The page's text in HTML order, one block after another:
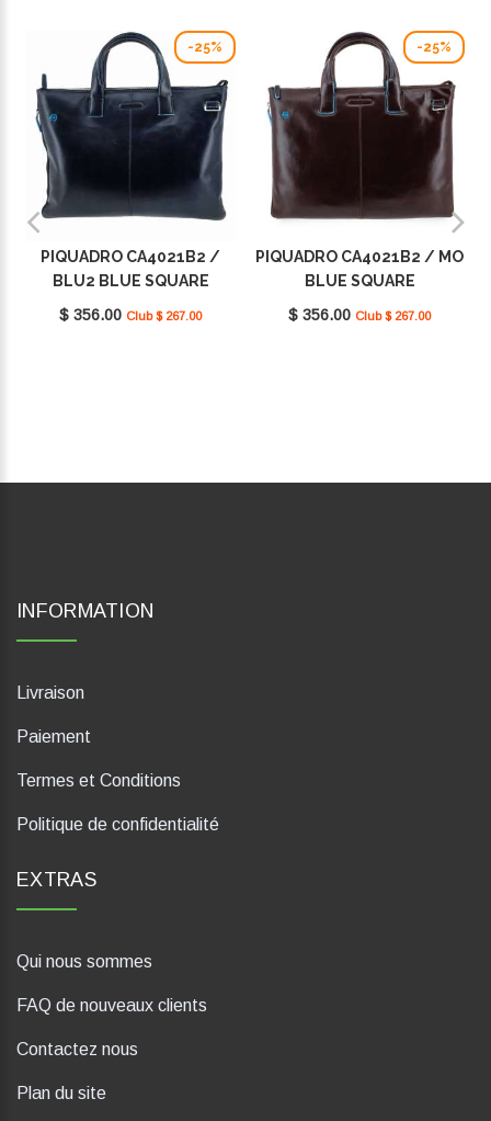
-25%
PIQUADRO CA4021B2 /
BLU2 BLUE SQUARE
$ 356.00 Club $ 267.00
-25%
PIQUADRO CA4021B2 / MO
BLUE SQUARE
$ 356.00 Club $ 267.00
INFORMATION
Livraison
Paiement
Termes et Conditions
Politique de confidentialité
EXTRAS
Qui nous sommes
FAQ de nouveaux clients
Contactez nous
Plan du site